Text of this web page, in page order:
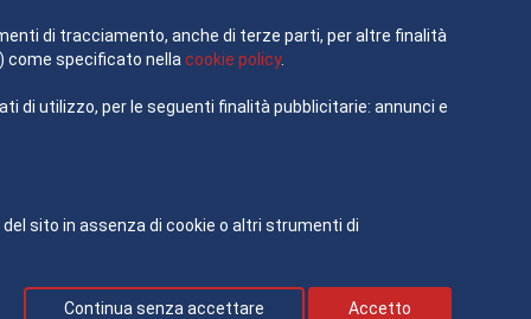
di tracciamento, anche di terze parti, per altre finalità
come specificato nellacookie policy.
di utilizzo, per le seguenti finalità pubblicitarie: annunci e
sito in assenza di cookie o altri strumenti di
Continua senza accettare Accetto